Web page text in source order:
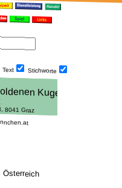
Text Stich­worte
Österreich